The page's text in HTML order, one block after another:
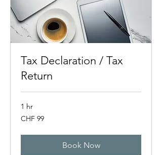
Tax Declaration / Tax
Return
1 hr
99
Swiss
CHF 99
Book Now